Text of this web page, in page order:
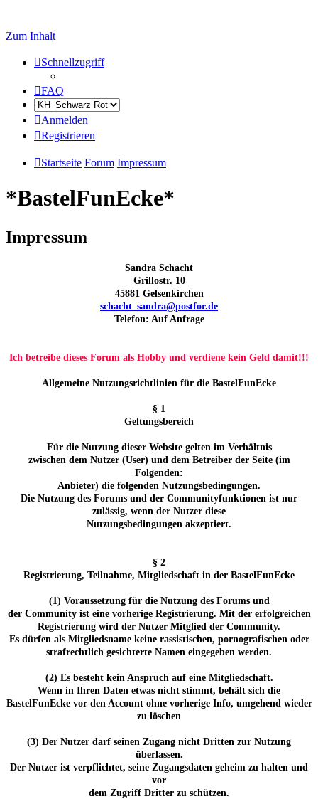
Zum Inhalt
Schnellzugriff
FAQ
Anmelden
Registrieren
Startseite Forum Impressum
*BastelFunEcke*
Impressum
Sandra Schacht
Grillostr. 10
45881 Gelsenkirchen
schacht_sandra@postfor.de
Telefon: Auf Anfrage
Ich betreibe dieses Forum als Hobby und verdiene kein Geld damit!!!
Allgemeine Nutzungsrichtlinien für die BastelFunEcke
§ 1
Geltungsbereich
Für die Nutzung dieser Website gelten im Verhältnis
zwischen dem Nutzer (User) und dem Betreiber der Seite (im
Folgenden:
Anbieter) die folgenden Nutzungsbedingungen.
Die Nutzung des Forums und der Communityfunktionen ist nur
zulässig, wenn der Nutzer diese
Nutzungsbedingungen akzeptiert.
§ 2
Registrierung, Teilnahme, Mitgliedschaft in der BastelFunEcke
(1) Voraussetzung für die Nutzung des Forums und
der Community ist eine vorherige Registrierung. Mit der erfolgreichen
Registrierung wird der Nutzer Mitglied der Community.
Es dürfen als Mitgliedsname keine rassistischen, pornografischen oder
strafrechtlich gesichterte Namen eingegeben werden.
(2) Es besteht kein Anspruch auf eine Mitgliedschaft.
Wenn in Ihren Daten etwas nicht stimmt, behält sich die
BastelFunEcke vor den Account ohne vorherige Info, umgehend wieder
zu löschen
(3) Der Nutzer darf seinen Zugang nicht Dritten zur Nutzung
überlassen.
Der Nutzer ist verpflichtet, seine Zugangsdaten geheim zu halten und
vor
dem Zugriff Dritter zu schützen.